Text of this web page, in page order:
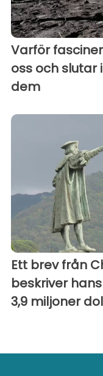
Varför
oss och
dem
Ett brev från
beskriver
3,9 miljoner